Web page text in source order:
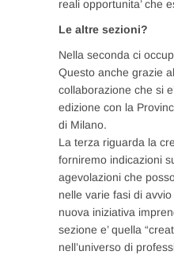
reali opportunita’ che
Le altre sezioni?
Nella seconda ci
Questo anche grazie
collaborazione che si
edizione con la
di Milano.
La terza riguarda la
forniremo indicazioni
agevolazioni che
nelle varie fasi di
nuova iniziativa
sezione e’ quella
nell’universo di